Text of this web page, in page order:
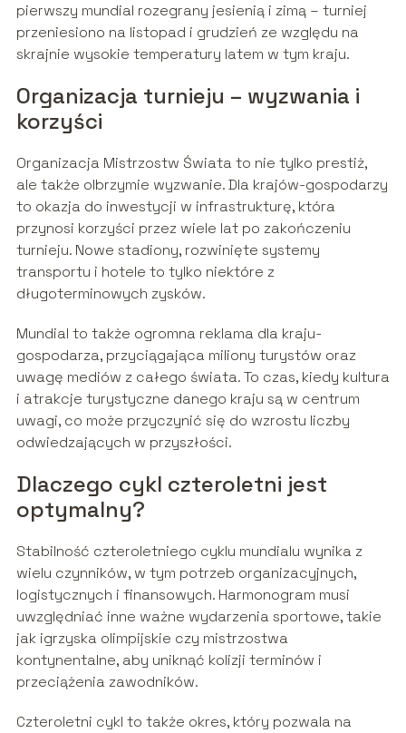
pierwszy mundial rozegrany jesienią i zimą – turniej
przeniesiono na listopad i grudzień ze względu na
skrajnie wysokie temperatury latem w tym kraju.
Organizacja turnieju – wyzwania i
korzyści
Organizacja Mistrzostw Świata to nie tylko prestiż,
ale także olbrzymie wyzwanie. Dla krajów-gospodarzy
to okazja do inwestycji w infrastrukturę, która
przynosi korzyści przez wiele lat po zakończeniu
turnieju. Nowe stadiony, rozwinięte systemy
transportu i hotele to tylko niektóre z
długoterminowych zysków.
Mundial to także ogromna reklama dla kraju-
gospodarza, przyciągająca miliony turystów oraz
uwagę mediów z całego świata. To czas, kiedy kultura
i atrakcje turystyczne danego kraju są w centrum
uwagi, co może przyczynić się do wzrostu liczby
odwiedzających w przyszłości.
Dlaczego cykl czteroletni jest
optymalny?
Stabilność czteroletniego cyklu mundialu wynika z
wielu czynników, w tym potrzeb organizacyjnych,
logistycznych i finansowych. Harmonogram musi
uwzględniać inne ważne wydarzenia sportowe, takie
jak igrzyska olimpijskie czy mistrzostwa
kontynentalne, aby uniknąć kolizji terminów i
przeciążenia zawodników.
Czteroletni cykl to także okres, który pozwala na